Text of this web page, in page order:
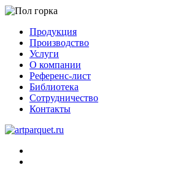
Продукция
Производство
Услуги
О компании
Референс-лист
Библиотека
Сотрудничество
Контакты